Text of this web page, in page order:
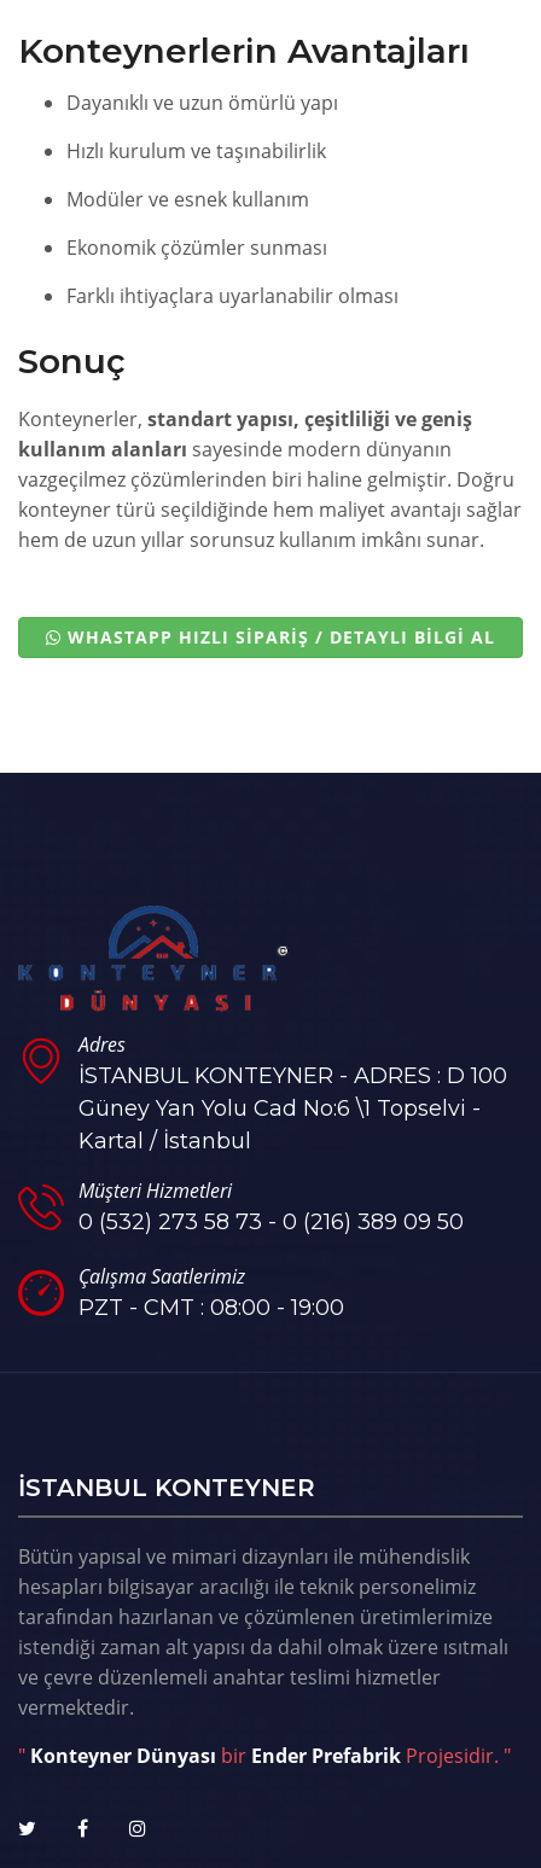
Konteynerlerin Avantajları
Dayanıklı ve uzun ömürlü yapı
Hızlı kurulum ve taşınabilirlik
Modüler ve esnek kullanım
Ekonomik çözümler sunması
Farklı ihtiyaçlara uyarlanabilir olması
Sonuç
Konteynerler, standart yapısı, çeşitliliği ve geniş
kullanım alanları sayesinde modern dünyanın
vazgeçilmez çözümlerinden biri haline gelmiştir. Doğru
konteyner türü seçildiğinde hem maliyet avantajı sağlar
hem de uzun yıllar sorunsuz kullanım imkânı sunar.
WHASTAPP HIZLI SİPARİŞ / DETAYLI BİLGİ AL
Adres
İSTANBUL KONTEYNER - ADRES : D 100
Güney Yan Yolu Cad No:6 \1 Topselvi -
Kartal / İstanbul
Müşteri Hizmetleri
0 (532) 273 58 73 - 0 (216) 389 09 50
Çalışma Saatlerimiz
PZT - CMT : 08:00 - 19:00
ISTANBUL KONTEYNER
Bütün yapısal ve mimari dizaynları ile mühendislik
hesapları bilgisayar aracılığı ile teknik personelimiz
tarafından hazırlanan ve çözümlenen üretimlerimize
istendiği zaman alt yapısı da dahil olmak üzere ısıtmalı
ve çevre düzenlemeli anahtar teslimi hizmetler
vermektedir.
" Konteyner Dünyası bir Ender Prefabrik Projesidir. "